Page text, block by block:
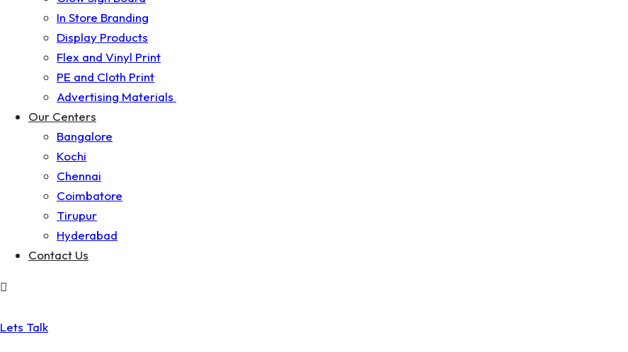
In Store Branding
Display Products
Flex and Vinyl Print
PE and Cloth Print
Advertising Materials
Our Centers
Bangalore
Kochi
Chennai
Coimbatore
Tirupur
Hyderabad
Contact Us
Lets Talk